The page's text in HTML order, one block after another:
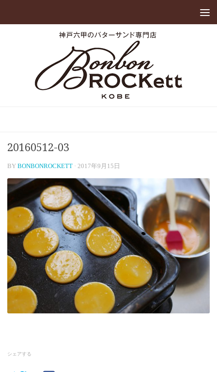
20160512-03
BY BONBONROCKETT · 2017年9月15日
シェアする